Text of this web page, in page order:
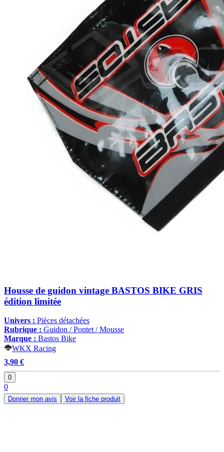
Housse de guidon vintage BASTOS BIKE GRIS
édition limitée
Univers : Pièces détachées
Rubrique : Guidon / Pontet / Mousse
Marque : Bastos Bike
WKX Racing
3,90 €
0
0
Donner mon avis Voir la fiche produit